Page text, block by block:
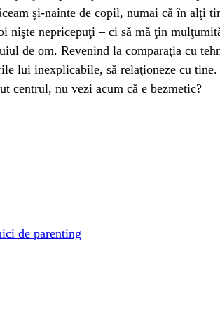
şi-nainte de copil, numai că în alţi
nişte nepricepuţi – ci să mă ţin
de om. Revenind la comparaţia cu
lui inexplicabile, să relaţioneze cu
centrul, nu vezi acum că e bezmetic?
de parenting